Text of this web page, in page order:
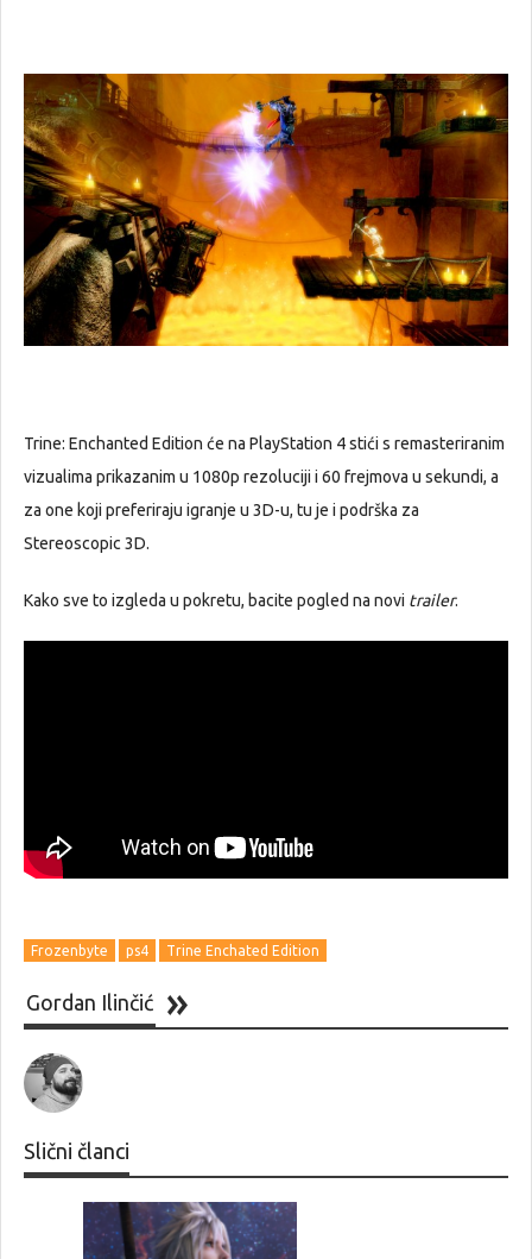
Trine: Enchanted Edition će na PlayStation 4 stići s remasteriranim
vizualima prikazanim u 1080p rezoluciji i 60 frejmova u sekundi, a
za one koji preferiraju igranje u 3D-u, tu je i podrška za
Stereoscopic 3D.
Kako sve to izgleda u pokretu, bacite pogled na novi trailer.
Frozenbyte ps4 Trine Enchated Edition
Gordan Ilinčić
Slični članci